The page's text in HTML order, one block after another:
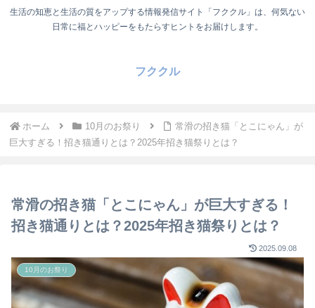
生活の知恵と生活の質をアップする情報発信サイト「フククル」は、何気ない
日常に福とハッピーをもたらすヒントをお届けします。
フククル
ホーム 10月のお祭り
常滑の招き猫「とこにゃん」が
巨大すぎる！招き猫通りとは？2025年招き猫祭りとは？
常滑の招き猫「とこにゃん」が巨大すぎる！
招き猫通りとは？2025年招き猫祭りとは？
2025.09.08
10月のお祭り